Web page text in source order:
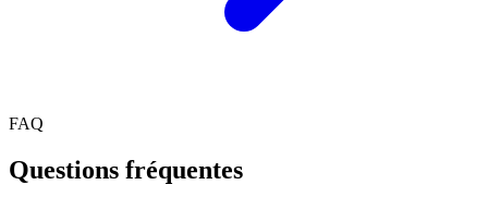
FAQ
Questions fréquentes